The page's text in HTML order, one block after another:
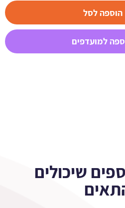
הוספה לסל
למועדפים
שיכולים